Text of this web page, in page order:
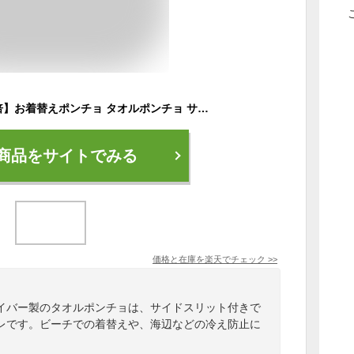
【30日23:59までP5倍】お着替えポンチョ タオルポンチョ サーフィン サウナポンチョ 吸水速乾 マイクロファイバー マリンスポーツ ウェットスーツ ラッシュガード メンズ レディース お着替えタオル プール ダイビング 20F-OP1
品をサイトでみる
価格と在庫を楽天でチェック >>
バー製のタオルポンチョは、サイドスリット付きで
す。ビーチでの着替えや、海辺などの冷え防止に